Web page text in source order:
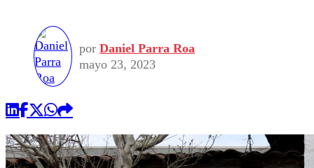
Torneo Nacional
Universidad Católica
Nacional
Política
Programas
Comercial
por Daniel Parra Roa
mayo 23, 2023